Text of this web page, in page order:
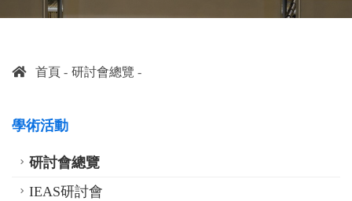
首頁 研討會總覽
學術活動
研討會總覽
IEAS研討會